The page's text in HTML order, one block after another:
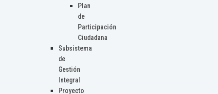
Plan
de
Participación
Ciudadana
Subsistema
de
Gestión
Integral
Proyecto